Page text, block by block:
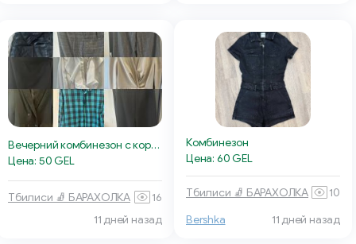
Вечерний комбинезон с корсетным верхом
Цена: 50 GEL
Тбилиси 🧦 БАРАХОЛКА
16
11 дней назад
Комбинезон
Цена: 60 GEL
Тбилиси 🧦 БАРАХОЛКА 10
Bershka 11 дней назад